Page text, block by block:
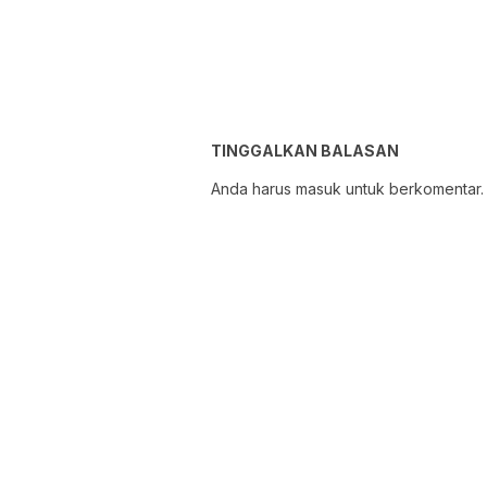
TINGGALKAN BALASAN
Anda harus masuk untuk berkomentar.